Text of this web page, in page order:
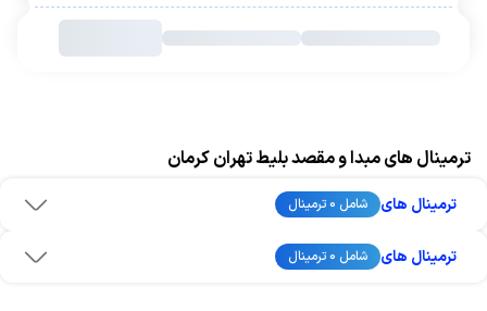
ترمینال های مبدا و مقصد بلیط تهران کرمان
ترمینال های شامل 0 ترمینال
ترمینال های شامل 0 ترمینال